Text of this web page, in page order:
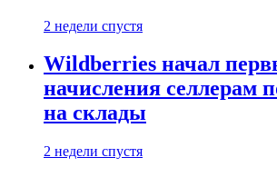
2 недели спустя
Wildberries начал
начисления селлерам
на склады
2 недели спустя